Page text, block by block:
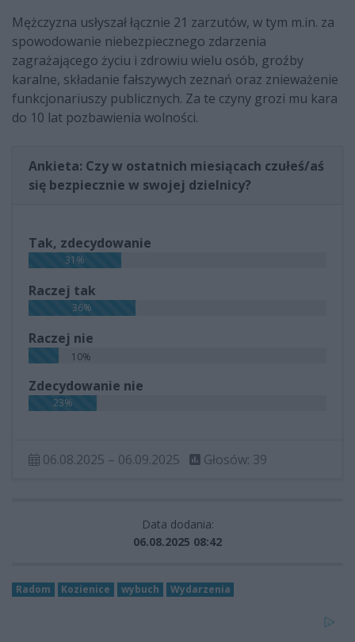
Mężczyzna usłyszał łącznie 21 zarzutów, w tym m.in. za
spowodowanie niebezpiecznego zdarzenia
zagrażającego życiu i zdrowiu wielu osób, groźby
karalne, składanie fałszywych zeznań oraz znieważenie
funkcjonariuszy publicznych. Za te czyny grozi mu kara
do 10 lat pozbawienia wolności.
Ankieta: Czy w ostatnich miesiącach czułeś/aś
się bezpiecznie w swojej dzielnicy?
Tak, zdecydowanie
31%
Raczej tak
36%
Raczej nie
10%
Zdecydowanie nie
23%
06.08.2025 – 06.09.2025 Głosów: 39
Data dodania:
06.08.2025 08:42
Radom Kozienice wybuch Wydarzenia